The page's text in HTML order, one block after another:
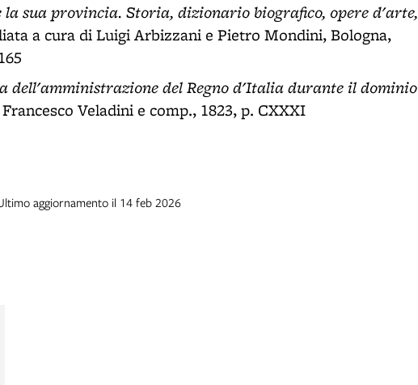
la sua provincia. Storia, dizionario biografico, opere d'arte,
a cura di Luigi Arbizzani e Pietro Mondini, Bologna,
dell'amministrazione del Regno d'Italia durante il dominio
Veladini e comp., 1823, p. CXXXI
aggiornamento il 14 feb 2026